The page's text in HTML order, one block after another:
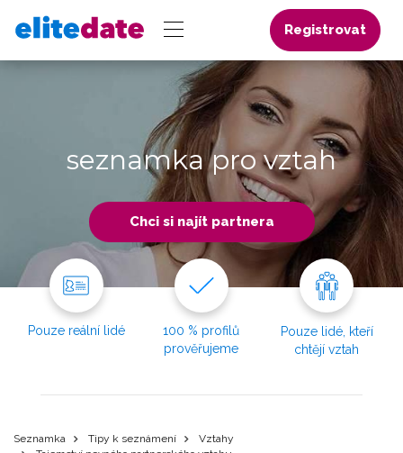
Registrovat
seznamka pro vztah
Chci si najít partnera
Pouze reální lidé
100 % profilů
prověřujeme
Pouze lidé, kteří
chtějí vztah
Seznamka Tipy k seznámení
Vztahy